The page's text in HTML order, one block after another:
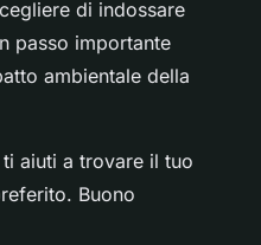
di indossare
passo importante
ambientale della
aiuti a trovare il tuo
Buono